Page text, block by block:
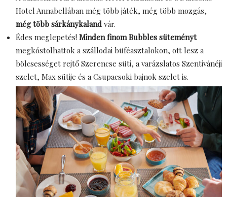
Hotel Annabellában még több játék, még több mozgás,
még több sárkánykaland vár.
Édes meglepetés! Minden finom Bubbles süteményt
megkóstolhattok a szállodai büféasztalokon, ott lesz a
bölcsességet rejtő Szerencse süti, a varázslatos Szentivánéji
szelet, Max sütije és a Csupacsoki bajnok szelet is.